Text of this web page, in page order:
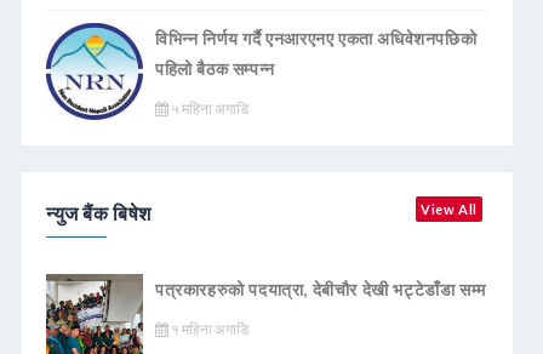
विभिन्न निर्णय गर्दै एनआरएनए एकता अधिवेशनपछिको
पहिलो बैठक सम्पन्न
५ महिना अगाडि
न्युज बैंक बिषेश View All
पत्रकारहरुको पदयात्रा, देबीचौर देखी भट्टेडाँडा सम्म
१ महिना अगाडि